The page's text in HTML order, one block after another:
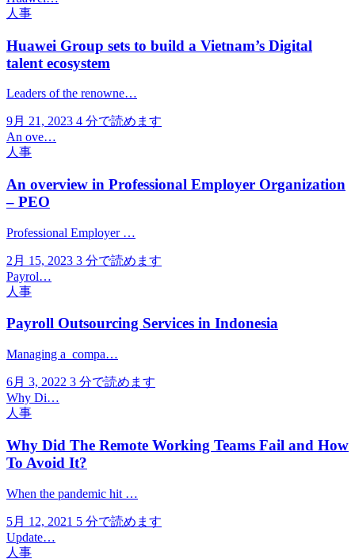
人事
Huawei Group sets to build a Vietnam’s Digital
talent ecosystem
Leaders of the renowne…
9月 21, 2023 4 分で読めます
An ove…
人事
An overview in Professional Employer Organization
– PEO
Professional Employer …
2月 15, 2023 3 分で読めます
Payrol…
人事
Payroll Outsourcing Services in Indonesia
Managing a compa…
6月 3, 2022 3 分で読めます
Why Di…
人事
Why Did The Remote Working Teams Fail and How
To Avoid It?
When the pandemic hit …
5月 12, 2021 5 分で読めます
Update…
人事